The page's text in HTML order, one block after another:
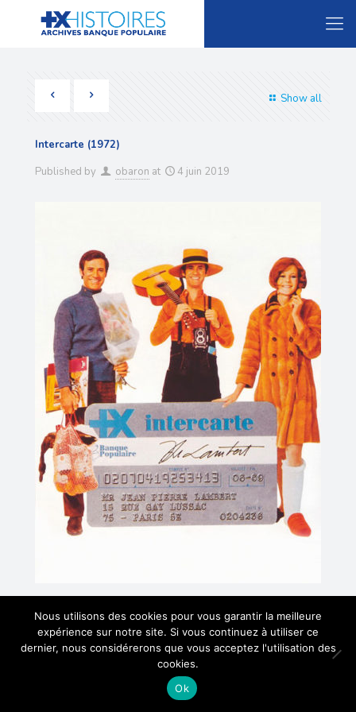
Show all
Intercarte (1972)
Published by
obaron at 4 juin 2019
Date 4 juin 2019
Nous utilisons des cookies pour vous garantir la meilleure
expérience sur notre site. Si vous continuez à utiliser ce
dernier, nous considérerons que vous acceptez l'utilisation des
cookies.
Ok